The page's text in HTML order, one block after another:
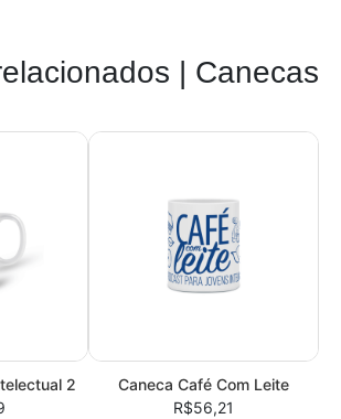
| Canecas
2
Caneca Café Com Leite
R$56,21